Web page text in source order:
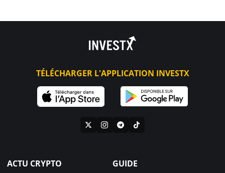
TÉLÉCHARGER L'APPLICATION INVESTX
ACTU CRYPTO GUIDE